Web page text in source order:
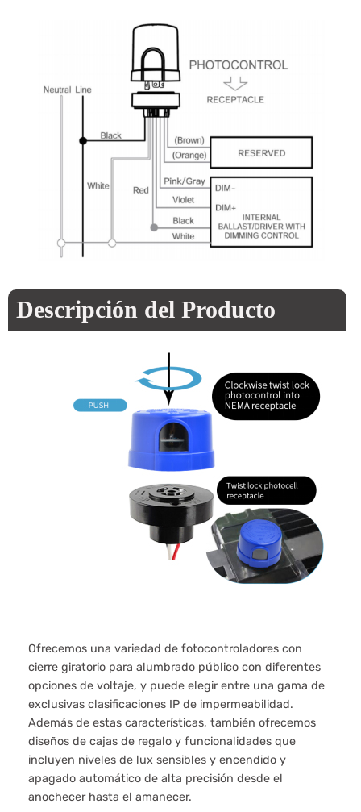
Descripción del Producto
Ofrecemos una variedad de fotocontroladores con
cierre giratorio para alumbrado público con diferentes
opciones de voltaje, y puede elegir entre una gama de
exclusivas clasificaciones IP de impermeabilidad.
Además de estas características, también ofrecemos
diseños de cajas de regalo y funcionalidades que
incluyen niveles de lux sensibles y encendido y
apagado automático de alta precisión desde el
anochecer hasta el amanecer.